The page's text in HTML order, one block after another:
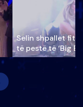
Selin shpallet
të pestë të ‘Big